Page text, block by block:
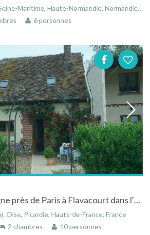
Maritime, Haute-Normandie, Normandie, France
6 personnes
Gite à la campagne près de Paris à Flavacourt dans l'Oise en Picardie
Oise, Picardie, Hauts-de-France, France
2 chambres 10 personnes